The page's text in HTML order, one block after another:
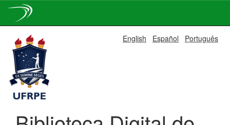
navigation
English Español Português